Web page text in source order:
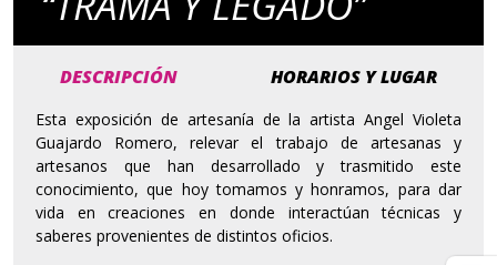
DESCRIPCIÓN HORARIOS Y LUGAR
Esta exposición de artesanía de la artista Angel Violeta
Guajardo Romero, relevar el trabajo de artesanas y
artesanos que han desarrollado y trasmitido este
conocimiento, que hoy tomamos y honramos, para dar
vida en creaciones en donde interactúan técnicas y
saberes provenientes de distintos oficios.